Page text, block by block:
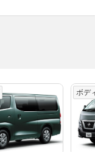
ボデ